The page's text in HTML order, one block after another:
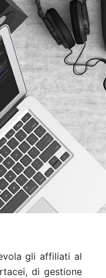
gli affiliati al
di gestione